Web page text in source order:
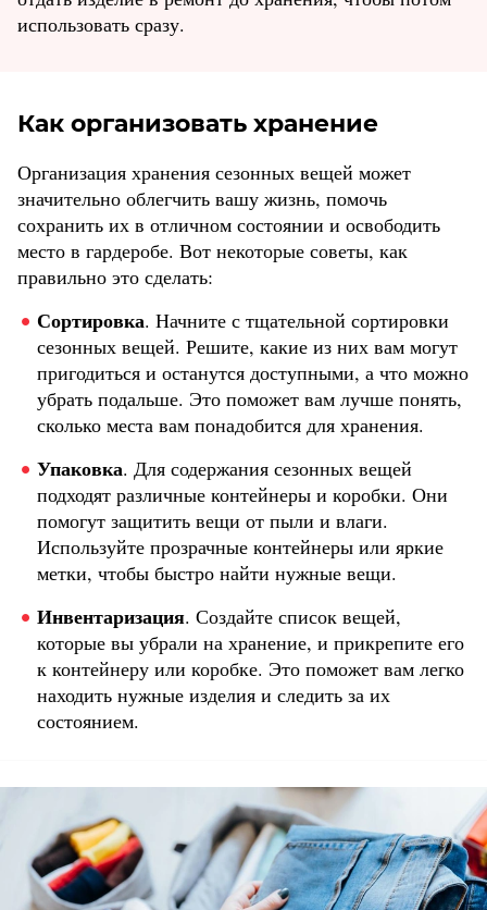
использовать сразу.
Как организовать хранение
Организация хранения сезонных вещей может
значительно облегчить вашу жизнь, помочь
сохранить их в отличном состоянии и освободить
место в гардеробе. Вот некоторые советы, как
правильно это сделать:
Сортировка. Начните с тщательной сортировки
сезонных вещей. Решите, какие из них вам могут
пригодиться и останутся доступными, а что можно
убрать подальше. Это поможет вам лучше понять,
сколько места вам понадобится для хранения.
Упаковка. Для содержания сезонных вещей
подходят различные контейнеры и коробки. Они
помогут защитить вещи от пыли и влаги.
Используйте прозрачные контейнеры или яркие
метки, чтобы быстро найти нужные вещи.
Инвентаризация. Создайте список вещей,
которые вы убрали на хранение, и прикрепите его
к контейнеру или коробке. Это поможет вам легко
находить нужные изделия и следить за их
состоянием.